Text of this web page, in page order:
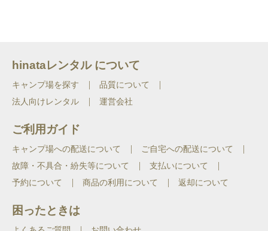
hinataレンタル について
キャンプ場を探す
品質について
法人向けレンタル
運営会社
ご利用ガイド
キャンプ場への配送について
ご自宅への配送について
故障・不具合・紛失等について
支払いについて
予約について
商品の利用について 返却について
困ったときは